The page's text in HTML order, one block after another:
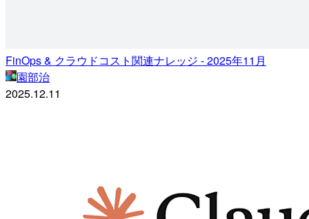
FinOps & クラウドコスト関連ナレッジ - 2025年11月
園部治
2025.12.11